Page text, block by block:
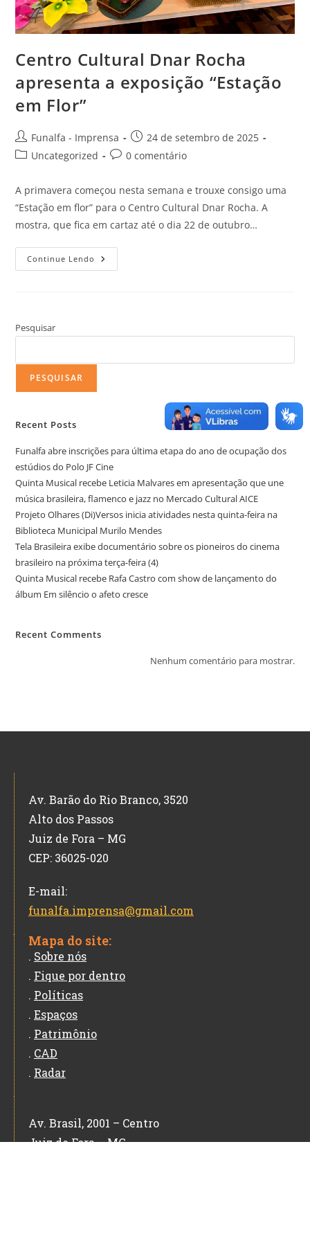
​Centro Cultural Dnar Rocha
apresenta a exposição “Estação
em Flor”
Funalfa - Imprensa
24 de setembro de 2025
Uncategorized
0 comentário
A primavera começou nesta semana e trouxe consigo uma
“Estação em flor” para o Centro Cultural Dnar Rocha. A
mostra, que fica em cartaz até o dia 22 de outubro…
Continue Lendo
Pesquisar
PESQUISAR
Recent Posts
Funalfa abre inscrições para última etapa do ano de ocupação dos
estúdios do Polo JF Cine
Quinta Musical recebe Leticia Malvares em apresentação que une
música brasileira, flamenco e jazz no Mercado Cultural AICE
Projeto Olhares (Di)Versos inicia atividades nesta quinta-feira na
Biblioteca Municipal Murilo Mendes
Tela Brasileira exibe documentário sobre os pioneiros do cinema
brasileiro na próxima terça-feira (4)
Quinta Musical recebe Rafa Castro com show de lançamento do
álbum Em silêncio o afeto cresce
Recent Comments
Nenhum comentário para mostrar.
Av. Barão do Rio Branco, 3520
Alto dos Passos
Juiz de Fora – MG
CEP: 36025-020
E-mail:
funalfa.imprensa@gmail.com
Mapa do site:
. Sobre nós
. Fique por dentro
. Políticas
. Espaços
. Patrimônio
. CAD
. Radar
Av. Brasil, 2001 – Centro
Juiz de Fora – MG